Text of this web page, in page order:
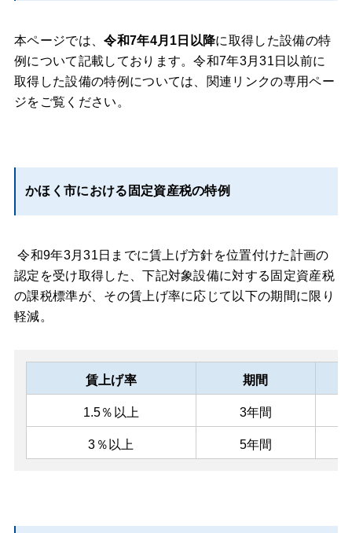
本ページでは、令和7年4月1日以降に取得した設備の特
例について記載しております。令和7年3月31日以前に
取得した設備の特例については、関連リンクの専用ペー
ジをご覧ください。
かほく市における固定資産税の特例
令和9年3月31日までに賃上げ方針を位置付けた計画の
認定を受け取得した、下記対象設備に対する固定資産税
の課税標準が、その賃上げ率に応じて以下の期間に限り
軽減。
賃上げ率 期間
1.5％以上 3年間
3％以上 5年間